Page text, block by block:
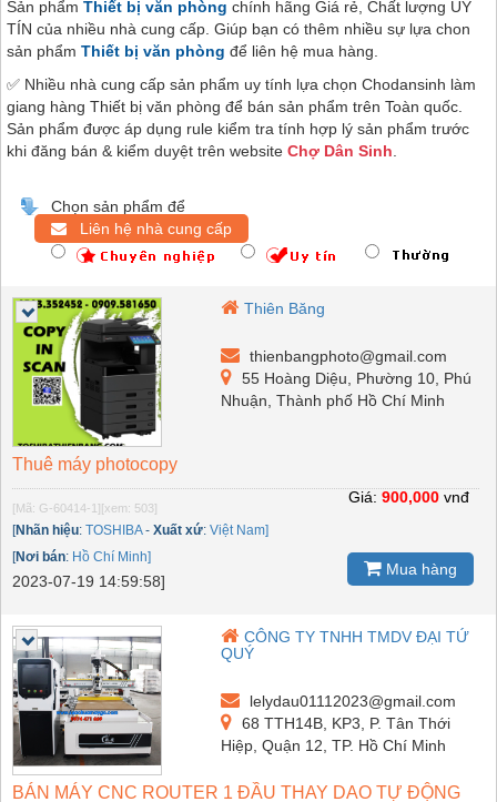
Sản phẩm Thiết bị văn phòng chính hãng Giá rẻ, Chất lượng UY
TÍN của nhiều nhà cung cấp. Giúp bạn có thêm nhiều sự lựa chon
sản phẩm Thiết bị văn phòng để liên hệ mua hàng.
✅ Nhiều nhà cung cấp sản phẩm uy tính lựa chọn Chodansinh làm
giang hàng Thiết bị văn phòng để bán sản phẩm trên Toàn quốc.
Sản phẩm được áp dụng rule kiểm tra tính hợp lý sản phẩm trước
khi đăng bán & kiểm duyệt trên website Chợ Dân Sinh.
Chọn sản phẩm để
Liên hệ nhà cung cấp
Thiên Băng
thienbangphoto@gmail.com
55 Hoàng Diệu, Phường 10, Phú
Nhuận, Thành phố Hồ Chí Minh
Thuê máy photocopy
[Mã: G-60414-1] [xem: 503]
[Nhãn hiệu: TOSHIBA- Xuất xứ: Việt Nam]
[Nơi bán: Hồ Chí Minh]
2023-07-19 14:59:58]
Giá: 900,000 vnđ
Mua hàng
CÔNG TY TNHH TMDV ĐẠI TỨ
QUÝ
lelydau01112023@gmail.com
68 TTH14B, KP3, P. Tân Thới
Hiệp, Quận 12, TP. Hồ Chí Minh
BÁN MÁY CNC ROUTER 1 ĐẦU THAY DAO TỰ ĐỘNG